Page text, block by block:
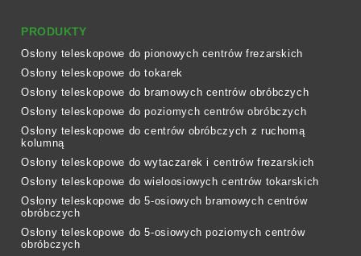
PRODUKTY
Osłony teleskopowe do pionowych centrów frezarskich
Osłony teleskopowe do tokarek
Osłony teleskopowe do bramowych centrów obróbczych
Osłony teleskopowe do poziomych centrów obróbczych
Osłony teleskopowe do centrów obróbczych z ruchomą
kolumną
Osłony teleskopowe do wytaczarek i centrów frezarskich
Osłony teleskopowe do wieloosiowych centrów tokarskich
Osłony teleskopowe do 5-osiowych bramowych centrów
obróbczych
Osłony teleskopowe do 5-osiowych poziomych centrów
obróbczych